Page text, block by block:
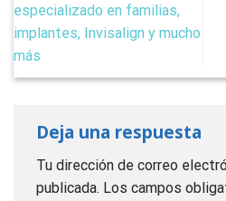
especializado en familias,
implantes, Invisalign y mucho
más
Deja una respuesta
Tu dirección de correo
publicada. Los campos